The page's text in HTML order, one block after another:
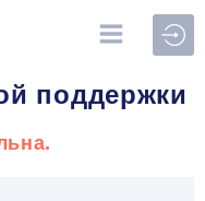
поддержки